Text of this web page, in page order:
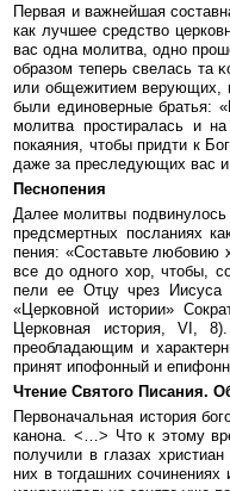
Первая и важнейшая
как лучшее средство
вас одна молитва, одно
образом теперь свелась та
или общежитием верующих,
были единоверные братья:
молитва простиралась и
покаяния, чтобы придти к
даже за преследующих вас
Песнопения
Далее молитвы
предсмертных посланиях
пения: «Составьте любовию
все до одного хор, чтобы,
пели ее Отцу чрез Иисуса
«Церковной истории»
Церковная история, VI,
преобладающим и
принят ипофонный и
Чтение Святого Писания.
Первоначальная история
канона. <…> Что к этому
получили в глазах
них в тогдашних